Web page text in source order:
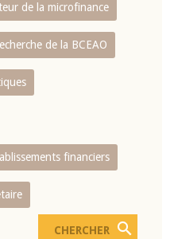
de la microfinance
de la BCEAO
financiers